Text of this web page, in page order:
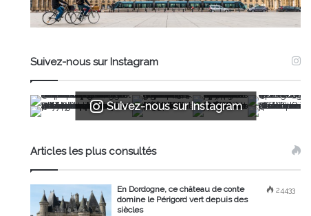
Suivez-nous sur Instagram
Suivez-nous sur Instagram
Articles les plus consultés
24433
En Dordogne, ce château de conte
domine le Périgord vert depuis des
siècles